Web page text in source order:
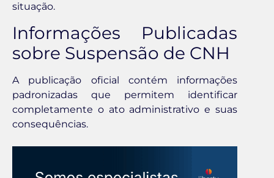
situação.
Informações Publicadas
sobre Suspensão de CNH
A publicação oficial contém informações
padronizadas que permitem identificar
completamente o ato administrativo e suas
consequências.